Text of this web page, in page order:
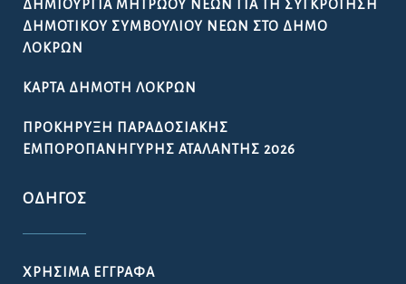
ΔΗΜΙΟΥΡΓΊΑ ΜΗΤΡΏΟΥ ΝΈΩΝ ΓΙΑ ΤΗ ΣΥΓΚΡΌΤΗΣΗ
ΔΗΜΟΤΙΚΟΎ ΣΥΜΒΟΥΛΊΟΥ ΝΈΩΝ ΣΤΟ ΔΉΜΟ
ΛΟΚΡΏΝ
ΚΆΡΤΑ ΔΗΜΌΤΗ ΛΟΚΡΏΝ
ΠΡΟΚΉΡΥΞΗ ΠΑΡΑΔΟΣΙΑΚΉΣ
ΕΜΠΟΡΟΠΑΝΉΓΥΡΗΣ ΑΤΑΛΆΝΤΗΣ 2026
ΟΔΗΓΌΣ
ΧΡΉΣΙΜΑ ΈΓΓΡΑΦΑ